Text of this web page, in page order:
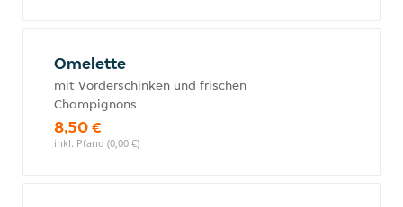
Omelette
mit Vorderschinken und frischen
Champignons
8,50 €
inkl. Pfand (0,00 €)